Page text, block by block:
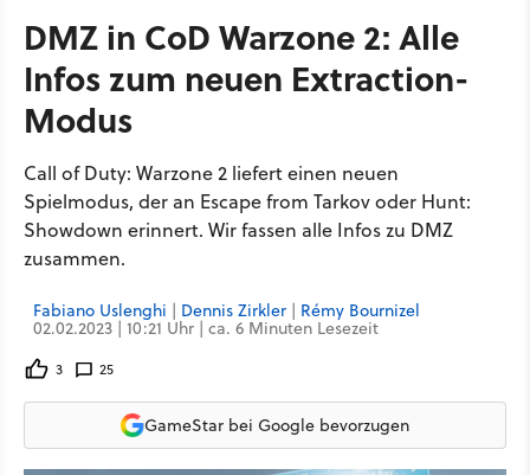
DMZ in CoD Warzone 2: Alle
Infos zum neuen Extraction-
Modus
Call of Duty: Warzone 2 liefert einen neuen
Spielmodus, der an Escape from Tarkov oder Hunt:
Showdown erinnert. Wir fassen alle Infos zu DMZ
zusammen.
Fabiano Uslenghi | Dennis Zirkler | Rémy Bournizel
02.02.2023 | 10:21 Uhr | ca. 6 Minuten Lesezeit
3 25
GameStar bei Google bevorzugen